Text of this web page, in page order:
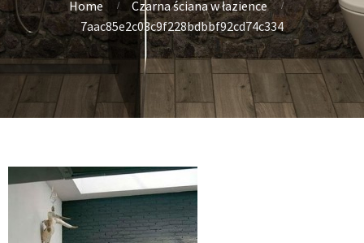
Home
Czarna ściana w łazience
7aac85e2c03c9f228bdbbf92cd74c334